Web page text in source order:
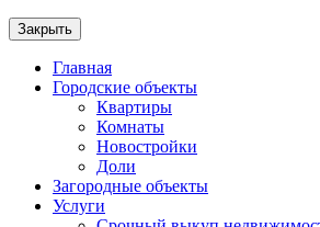
Закрыть
Главная
Городские объекты
Квартиры
Комнаты
Новостройки
Доли
Загородные объекты
Услуги